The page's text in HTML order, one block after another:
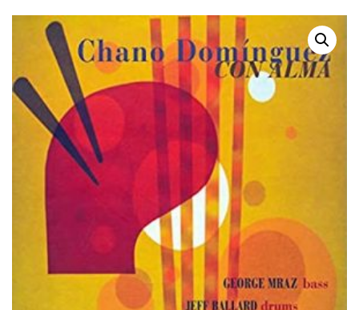
SOBRE NOSOTROS
CONTACTO
SHOPPING CART